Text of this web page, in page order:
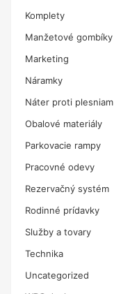
Komplety
Manžetové gombíky
Marketing
Náramky
Náter proti plesniam
Obalové materiály
Parkovacie rampy
Pracovné odevy
Rezervačný systém
Rodinné prídavky
Služby a tovary
Technika
Uncategorized